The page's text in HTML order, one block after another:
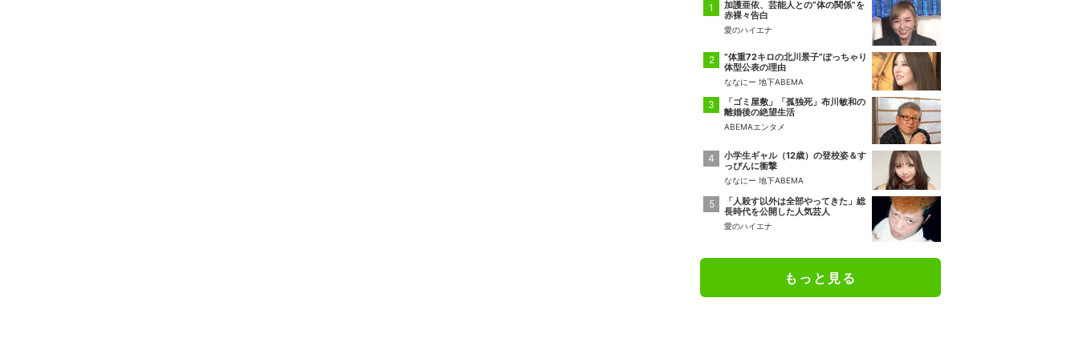
加護亜依、芸能人との“体の関係”を
赤裸々告白
愛のハイエナ
“体重72キロの北川景子”ぽっちゃり
体型公表の理由
ななにー 地下ABEMA
「ゴミ屋敷」「孤独死」布川敏和の
離婚後の絶望生活
ABEMAエンタメ
小学生ギャル（12歳）の登校姿＆す
っぴんに衝撃
ななにー 地下ABEMA
「人殺す以外は全部やってきた」総
長時代を公開した人気芸人
愛のハイエナ
もっと見る